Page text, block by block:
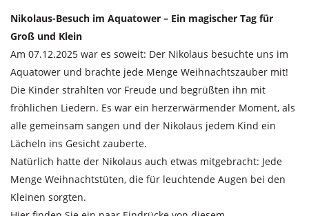
Nikolaus-Besuch im Aquatower – Ein magischer Tag für
Groß und Klein
Am 07.12.2025 war es soweit: Der Nikolaus besuchte uns im
Aquatower und brachte jede Menge Weihnachtszauber mit!
Die Kinder strahlten vor Freude und begrüßten ihn mit
fröhlichen Liedern. Es war ein herzerwärmender Moment, als
alle gemeinsam sangen und der Nikolaus jedem Kind ein
Lächeln ins Gesicht zauberte.
Natürlich hatte der Nikolaus auch etwas mitgebracht: Jede
Menge Weihnachtstüten, die für leuchtende Augen bei den
Kleinen sorgten.